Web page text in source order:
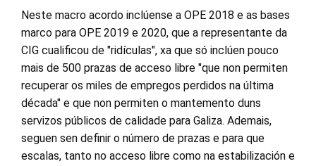
Neste macro acordo inclúense a OPE 2018 e as bases
marco para OPE 2019 e 2020, que a representante da
CIG cualificou de "ridículas", xa que só inclúen pouco
mais de 500 prazas de acceso libre "que non permiten
recuperar os miles de empregos perdidos na última
década" e que non permiten o mantemento duns
servizos públicos de calidade para Galiza. Ademais,
seguen sen definir o número de prazas e para que
escalas, tanto no acceso libre como na estabilización e